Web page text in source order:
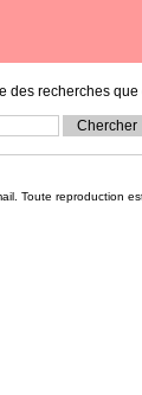
recherches
. Toute reproduction